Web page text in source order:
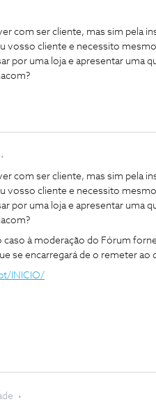
com ser cliente, mas sim pela
vosso cliente e necessito
por uma loja e apresentar uma
com ser cliente, mas sim pela
vosso cliente e necessito
por uma loja e apresentar uma
caso à moderação do Fórum
se encarregará de o remeter
INICIO/